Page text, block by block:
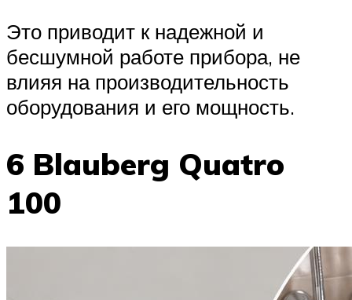
Это приводит к надежной и
бесшумной работе прибора, не
влияя на производительность
оборудования и его мощность.
6 Blauberg Quatro
100